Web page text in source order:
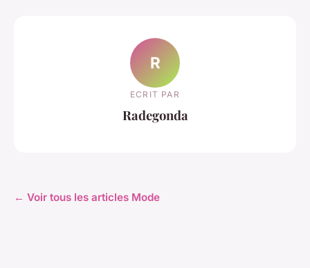
R
ECRIT PAR
Radegonda
← Voir tous les articles Mode